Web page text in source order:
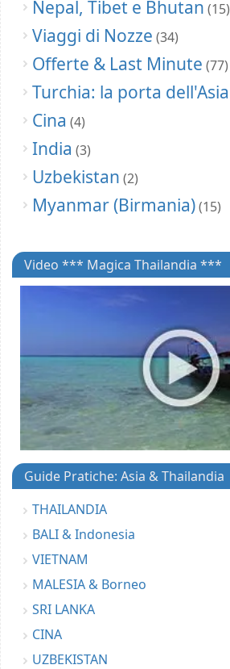
Nepal, Tibet e Bhutan (15)
Viaggi di Nozze (34)
Offerte & Last Minute (77)
Turchia: la porta dell'Asia
Cina (4)
India (3)
Uzbekistan (2)
Myanmar (Birmania)(15)
Video *** Magica Thailandia ***
Guide Pratiche: Asia & Thailandia
THAILANDIA
BALI & Indonesia
VIETNAM
MALESIA & Borneo
SRI LANKA
CINA
UZBEKISTAN